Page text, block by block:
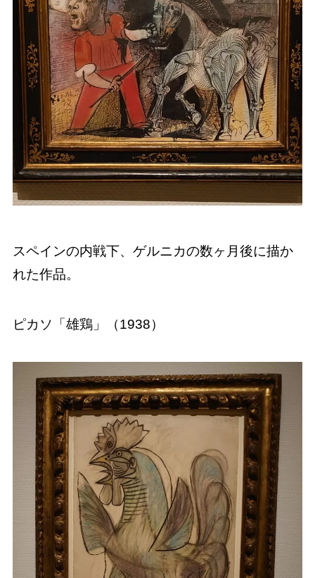
スペインの内戦下、ゲルニカの数ヶ月後に描か
れた作品。
ピカソ「雄鶏」（1938）